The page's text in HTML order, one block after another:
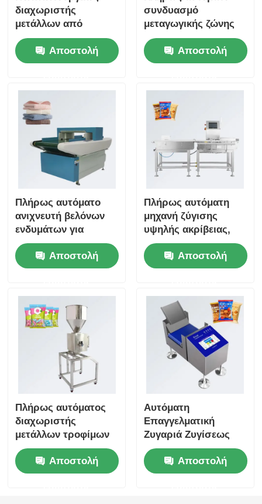
διαχωριστής
μετάλλων από
πλαστικό υλικό για
διαχωρισμό
πλαστικών πυριτίων
μετάλλων
Αποστολή
συνδυασμό
μεταγωγικής ζώνης
τροφίμων
ζυγαστήρας ελέγχου
ανιχνευτής μετάλλων
μπισκότα και κέικ
Αποστολή
Πλήρως αυτόματο
ανιχνευτή βελόνων
ενδυμάτων για
δερμάτινα ρούχα
υφάσματα και
παιχνίδια
Αποστολή
Πλήρως αυτόματη
μηχανή ζύγισης
υψηλής ακρίβειας,
όλα σε ένα, με
σύστημα
απορρίψεως
Αποστολή
Πλήρως αυτόματος
διαχωριστής
μετάλλων τροφίμων
Αποστολή
Αυτόματη
Επαγγελματική
Ζυγαριά Ζυγίσεως
Μικρού Πλατφόρμας
με Ιμάντα Μεταφοράς
για τη Βιομηχανία
Αποστολή